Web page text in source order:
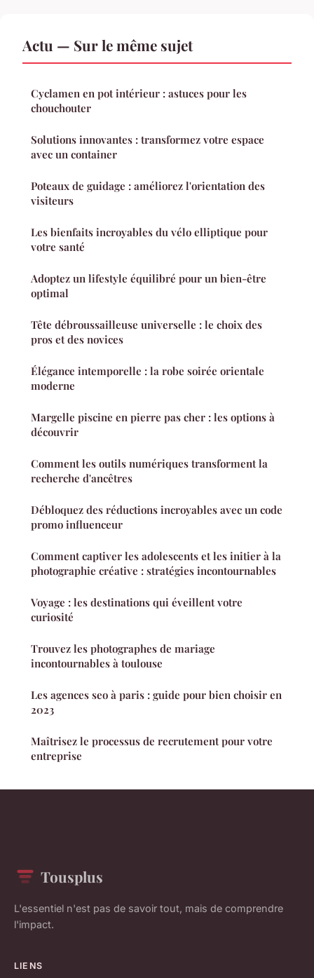
Actu — Sur le même sujet
Cyclamen en pot intérieur : astuces pour les
chouchouter
Solutions innovantes : transformez votre espace
avec un container
Poteaux de guidage : améliorez l'orientation des
visiteurs
Les bienfaits incroyables du vélo elliptique pour
votre santé
Adoptez un lifestyle équilibré pour un bien-être
optimal
Tête débroussailleuse universelle : le choix des
pros et des novices
Élégance intemporelle : la robe soirée orientale
moderne
Margelle piscine en pierre pas cher : les options à
découvrir
Comment les outils numériques transforment la
recherche d'ancêtres
Débloquez des réductions incroyables avec un code
promo influenceur
Comment captiver les adolescents et les initier à la
photographie créative : stratégies incontournables
Voyage : les destinations qui éveillent votre
curiosité
Trouvez les photographes de mariage
incontournables à toulouse
Les agences seo à paris : guide pour bien choisir en
2023
Maîtrisez le processus de recrutement pour votre
entreprise
Tousplus
L'essentiel n'est pas de savoir tout, mais de comprendre
l'impact.
LIENS